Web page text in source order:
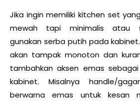
Jika ingin memiliki kitchen set
mewah tapi minimalis atau
gunakan serba putih pada
akan tampak monoton dan
tambahkan aksen emas
kabinet. Misalnya handle/
berwarna emas untuk kesan